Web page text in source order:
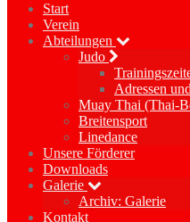
Start
Verein
Abteilungen
Judo
Adressen
Muay Thai (Thai-
Breitensport
Linedance
Unsere Förderer
Downloads
Galerie
Archiv: Galerie
Kontakt